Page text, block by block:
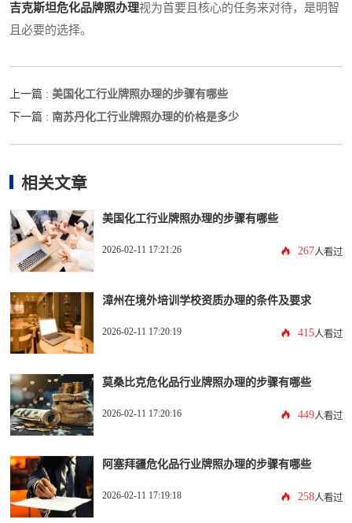
吉克斯坦危化品牌照办理视为首要且核心的任务来对待，是明智
且必要的选择。
上一篇 : 美国化工行业牌照办理的步骤有哪些
下一篇 : 南苏丹化工行业牌照办理的价格是多少
相关文章
美国化工行业牌照办理的步骤有哪些
2026-02-11 17:21:26 267人看过
漳州在境外培训学校资质办理的条件及要求
2026-02-11 17:20:19 415人看过
莫桑比克危化品行业牌照办理的步骤有哪些
2026-02-11 17:20:16 449人看过
阿塞拜疆危化品行业牌照办理的步骤有哪些
2026-02-11 17:19:18 258人看过